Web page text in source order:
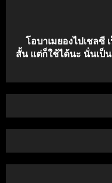
Next
post:
โอบาเมยองไปเชลซี
สั้น แต่ก็ใช้ได้นะ นั่นเป็